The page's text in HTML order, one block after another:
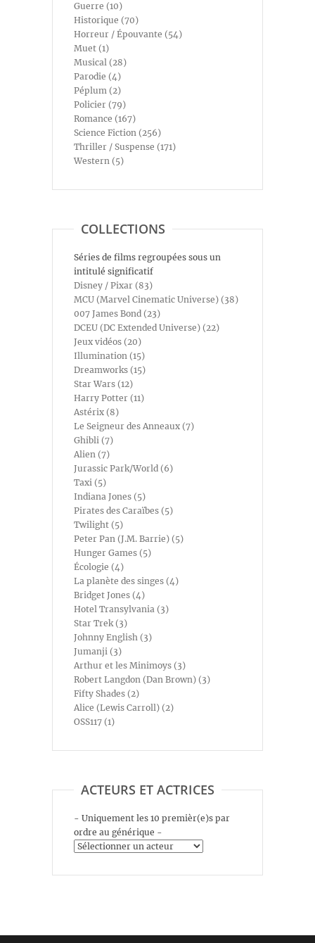
Guerre (10)
Historique (70)
Horreur / Épouvante (54)
Muet (1)
Musical (28)
Parodie (4)
Péplum (2)
Policier (79)
Romance (167)
Science Fiction (256)
Thriller / Suspense (171)
Western (5)
COLLECTIONS
Séries de films regroupées sous un
intitulé significatif
Disney / Pixar (83)
MCU (Marvel Cinematic Universe) (38)
007 James Bond (23)
DCEU (DC Extended Universe) (22)
Jeux vidéos (20)
Illumination (15)
Dreamworks (15)
Star Wars (12)
Harry Potter (11)
Astérix (8)
Le Seigneur des Anneaux (7)
Ghibli (7)
Alien (7)
Jurassic Park/World (6)
Taxi (5)
Indiana Jones (5)
Pirates des Caraïbes (5)
Twilight (5)
Peter Pan (J.M. Barrie) (5)
Hunger Games (5)
Écologie (4)
La planète des singes (4)
Bridget Jones (4)
Hotel Transylvania (3)
Star Trek (3)
Johnny English (3)
Jumanji (3)
Arthur et les Minimoys (3)
Robert Langdon (Dan Brown) (3)
Fifty Shades (2)
Alice (Lewis Carroll) (2)
OSS117 (1)
ACTEURS ET ACTRICES
- Uniquement les 10 premièr(e)s par
ordre au générique -